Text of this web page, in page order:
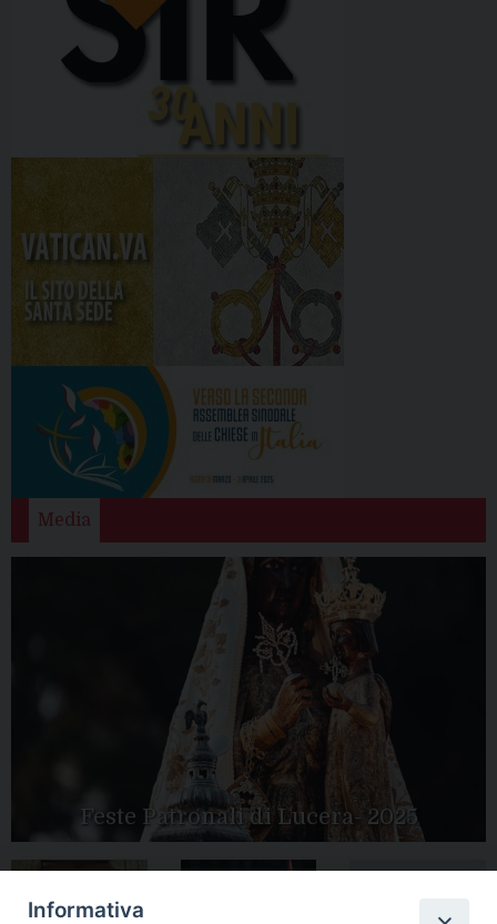
Media
Feste Patronali di Lucera- 2025
Tutte le gallery
Informativa